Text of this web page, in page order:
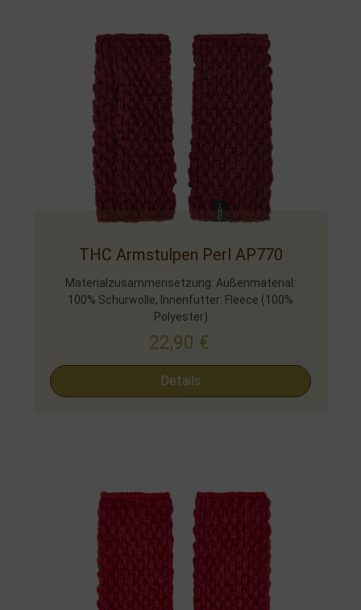
THC Armstulpen Perl AP770
Materialzusammensetzung: Außenmaterial:
100% Schurwolle, Innenfutter: Fleece (100%
Polyester)
22,90 €
Details